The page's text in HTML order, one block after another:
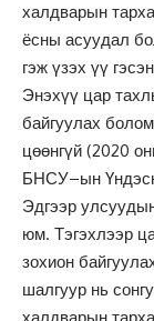
халдварын
ёсны асуудал
гэж үзэх үү
Энэхүү цар
байгуулах
цөөнгүй (2020
БНСУ–ын
Эдгээр
юм. Тэгэхлээр
зохион
шалгуур нь